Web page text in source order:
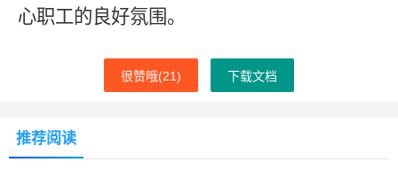
心职工的良好氛围。
很赞哦(21) 下载文档
推荐阅读